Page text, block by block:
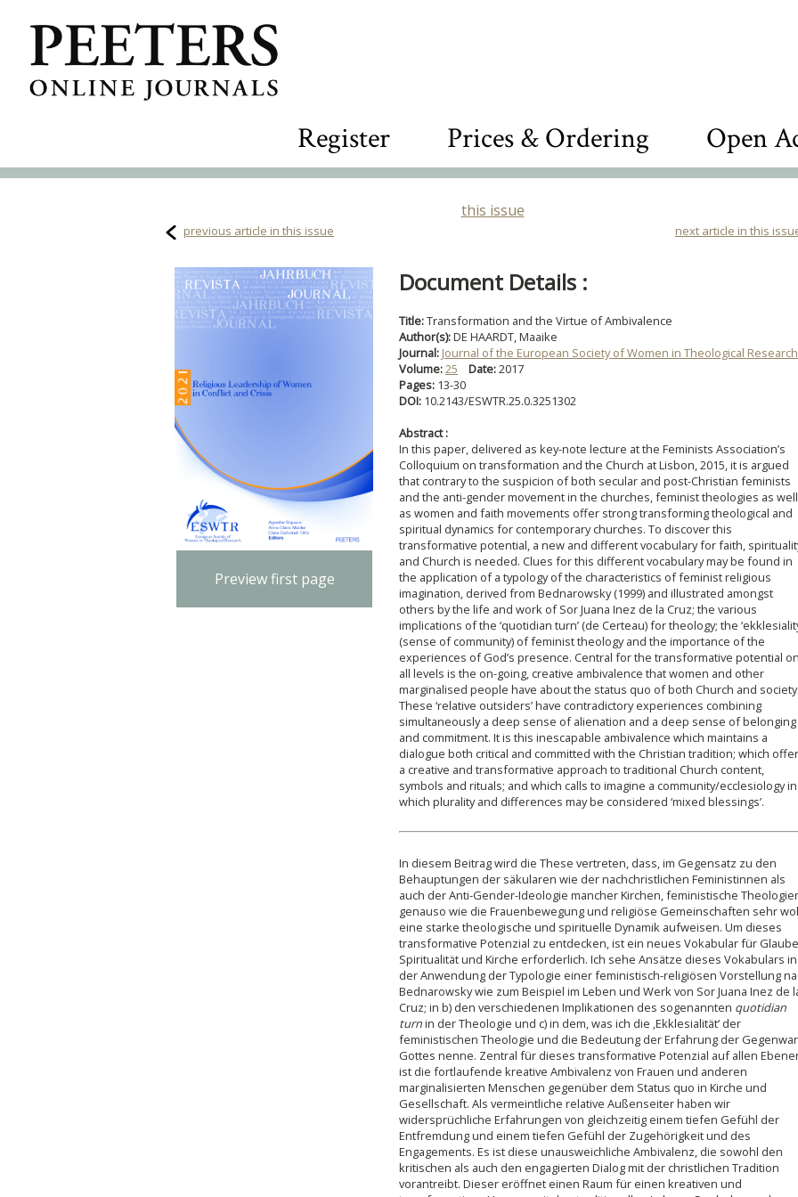
Register Prices & Ordering Open
this issue
previous article in this issue next article in this
Preview first page
Document Details :
Title:Transformation and the Virtue of Ambivalence
Author(s):DE HAARDT, Maaike
Journal: Journal of the European Society of Women in Theological Research
Volume:25 Date:2017
Pages: 13-30
DOI: 10.2143/ESWTR.25.0.3251302
Abstract :
In this paper, delivered as key-note lecture at the Feminists Association’s
Colloquium on transformation and the Church at Lisbon, 2015, it is argued
that contrary to the suspicion of both secular and post-Christian feminists
and the anti-gender movement in the churches, feminist theologies as well
as women and faith movements offer strong transforming theological and
spiritual dynamics for contemporary churches. To discover this
transformative potential, a new and different vocabulary for faith,
and Church is needed. Clues for this different vocabulary may be found in
the application of a typology of the characteristics of feminist religious
imagination, derived from Bednarowsky (1999) and illustrated amongst
others by the life and work of Sor Juana Inez de la Cruz; the various
implications of the ‘quotidian turn’ (de Certeau) for theology; the
(sense of community) of feminist theology and the importance of the
experiences of God’s presence. Central for the transformative potential on
all levels is the on-going, creative ambivalence that women and other
marginalised people have about the status quo of both Church and society.
These ‘relative outsiders’ have contradictory experiences combining
simultaneously a deep sense of alienation and a deep sense of belonging
and commitment. It is this inescapable ambivalence which maintains a
dialogue both critical and committed with the Christian tradition; which
a creative and transformative approach to traditional Church content,
symbols and rituals; and which calls to imagine a community/ecclesiology in
which plurality and differences may be considered ‘mixed blessings’.
In diesem Beitrag wird die These vertreten, dass, im Gegensatz zu den
Behauptungen der säkularen wie der nachchristlichen Feministinnen als
auch der Anti-Gender-Ideologie mancher Kirchen, feministische
genauso wie die Frauenbewegung und religiöse Gemeinschaften sehr
eine starke theologische und spirituelle Dynamik aufweisen. Um dieses
transformative Potenzial zu entdecken, ist ein neues Vokabular für
Spiritualität und Kirche erforderlich. Ich sehe Ansätze dieses Vokabulars in
der Anwendung der Typologie einer feministisch-religiösen Vorstellung
Bednarowsky wie zum Beispiel im Leben und Werk von Sor Juana Inez de
Cruz; in b) den verschiedenen Implikationen des sogenannten quotidian
turnin der Theologie und c) in dem, was ich die ‚Ekklesialität‘ der
feministischen Theologie und die Bedeutung der Erfahrung der
Gottes nenne. Zentral für dieses transformative Potenzial auf allen
ist die fortlaufende kreative Ambivalenz von Frauen und anderen
marginalisierten Menschen gegenüber dem Status quo in Kirche und
Gesellschaft. Als vermeintliche relative Außenseiter haben wir
widersprüchliche Erfahrungen von gleichzeitig einem tiefen Gefühl der
Entfremdung und einem tiefen Gefühl der Zugehörigkeit und des
Engagements. Es ist diese unausweichliche Ambivalenz, die sowohl den
kritischen als auch den engagierten Dialog mit der christlichen Tradition
vorantreibt. Dieser eröffnet einen Raum für einen kreativen und